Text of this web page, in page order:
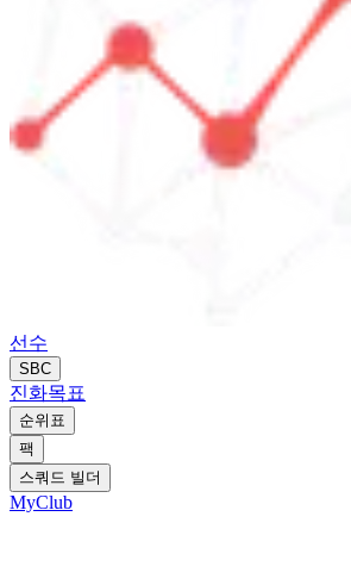
선수
SBC
진화목표
순위표
팩
스쿼드 빌더
MyClub